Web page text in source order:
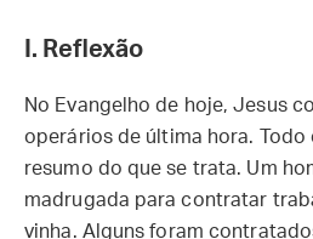
I. Reflexão
No Evangelho de hoje, Jesus
operários de última hora. Todo
resumo do que se trata. Um
madrugada para contratar
vinha. Alguns foram